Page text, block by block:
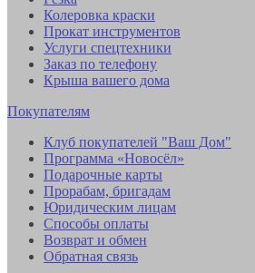
Колеровка краски
Прокат инструментов
Услуги спецтехники
Заказ по телефону
Крыша вашего дома
Покупателям
Клуб покупателей "Ваш Дом"
Программа «Новосёл»
Подарочные карты
Прорабам, бригадам
Юридическим лицам
Способы оплаты
Возврат и обмен
Обратная связь